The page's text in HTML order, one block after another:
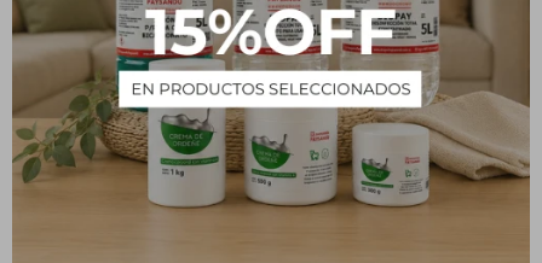
los oxidantes penetran en lo más profundo del tallo capilar
bajando el tono de tu pelo al color deseado.
Usos y beneficios
El oxidante cremoso es comúnmente utilizado para la
decoloración capilar. Droguería Paysandú ofrece varias